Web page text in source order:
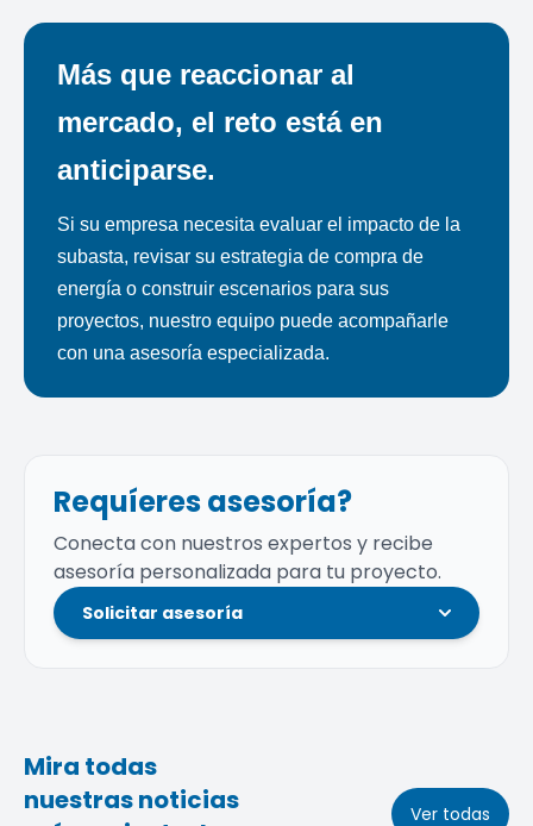
Más que reaccionar al
mercado, el reto está en
anticiparse.
Si su empresa necesita evaluar el impacto de la
subasta, revisar su estrategia de compra de
energía o construir escenarios para sus
proyectos, nuestro equipo puede acompañarle
con una asesoría especializada.
Requíeres asesoría?
Conecta con nuestros expertos y recibe
asesoría personalizada para tu proyecto.
Solicitar asesoría
Mira todas
nuestras noticias
Ver todas